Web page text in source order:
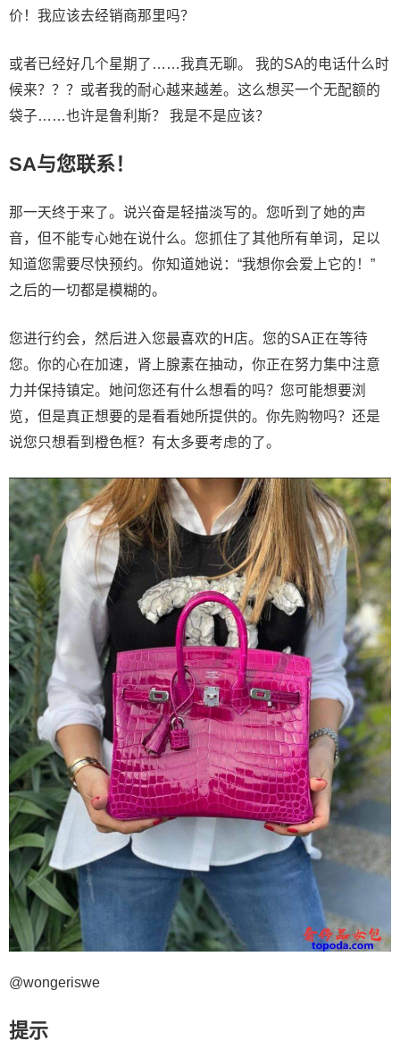
价！我应该去经销商那里吗？
或者已经好几个星期了……我真无聊。 我的SA的电话什么时
候来？？？或者我的耐心越来越差。这么想买一个无配额的
袋子……也许是鲁利斯？ 我是不是应该？
SA与您联系！
那一天终于来了。说兴奋是轻描淡写的。您听到了她的声
音，但不能专心她在说什么。您抓住了其他所有单词，足以
知道您需要尽快预约。你知道她说：“我想你会爱上它的！”
之后的一切都是模糊的。
您进行约会，然后进入您最喜欢的H店。您的SA正在等待
您。你的心在加速，肾上腺素在抽动，你正在努力集中注意
力并保持镇定。她问您还有什么想看的吗？您可能想要浏
览，但是真正想要的是看看她所提供的。你先购物吗？还是
说您只想看到橙色框？有太多要考虑的了。
@wongeriswe
提示